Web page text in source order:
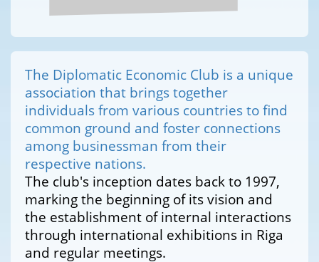
The Diplomatic Economic Club is a unique
association that brings together
individuals from various countries to find
common ground and foster connections
among businessman from their
respective nations.
The club's inception dates back to 1997,
marking the beginning of its vision and
the establishment of internal interactions
through international exhibitions in Riga
and regular meetings.